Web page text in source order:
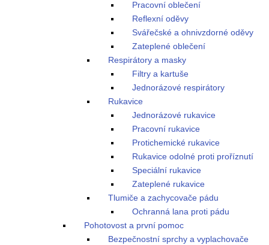
Pracovní oblečení
Reflexní oděvy
Svářečské a ohnivzdorné oděvy
Zateplené oblečení
Respirátory a masky
Filtry a kartuše
Jednorázové respirátory
Rukavice
Jednorázové rukavice
Pracovní rukavice
Protichemické rukavice
Rukavice odolné proti proříznutí
Speciální rukavice
Zateplené rukavice
Tlumiče a zachycovače pádu
Ochranná lana proti pádu
Pohotovost a první pomoc
Bezpečnostní sprchy a vyplachovače